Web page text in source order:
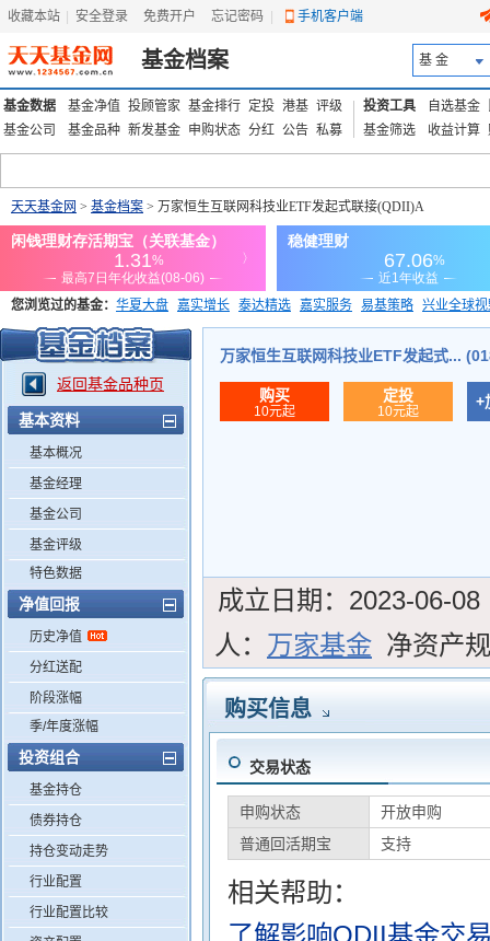
收藏本站 安全登录 免费开户 忘记密码 手机客户端
基金档案 基 金
基金数据 基金净值 投顾管家 基金排行 定投 港基 评级
基金公司
基金品种 新发基金 申购状态 分红 公告 私募
投资工具 自选基金
基金筛选
收益计算
天天基金网 > 基金档案 > 万家恒生互联网科技业ETF发起式联接(QDII)A
您浏览过的基金： 华夏大盘 嘉实增长 泰达精选 嘉实服务 易基策略 兴业全球
添富优势 华安宏利 上证180价值ETF
返回基金品种页
基本资料
基本概况
基金经理
基金公司
基金评级
特色数据
净值回报
历史净值
分红送配
阶段涨幅
季/年度涨幅
投资组合
基金持仓
债券持仓
持仓变动走势
行业配置
行业配置比较
万家恒生互联网科技业ETF发起式...
购买
10元起
定投
10元起
+
成立日期： 2023-06-08
人： 万家基金 净资产
购买信息
交易状态
申购状态
开放申购
普通回活期宝
支持
相关帮助：
了解影响QDII基金交